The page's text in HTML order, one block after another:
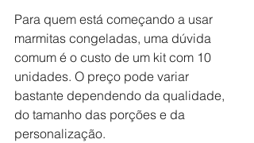
Para quem está começando a usar
marmitas congeladas, uma dúvida
comum é o custo de um kit com 10
unidades. O preço pode variar
bastante dependendo da qualidade,
do tamanho das porções e da
personalização.